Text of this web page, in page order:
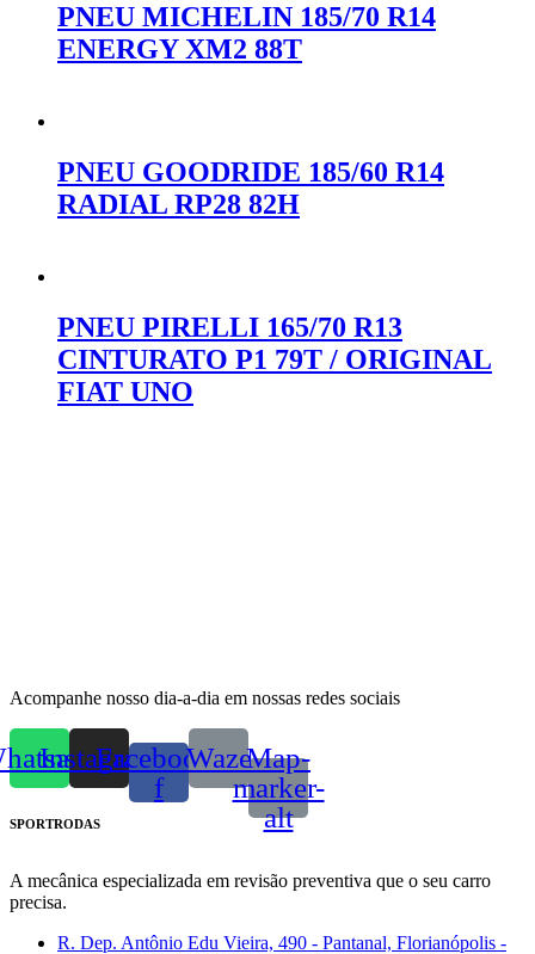
PNEU MICHELIN 185/70 R14
ENERGY XM2 88T
PNEU GOODRIDE 185/60 R14
RADIAL RP28 82H
PNEU PIRELLI 165/70 R13
CINTURATO P1 79T / ORIGINAL
FIAT UNO
Acompanhe nosso dia-a-dia em nossas redes sociais
Instagram
Facebook-
f
WazeMap-
marker-
alt
SPORTRODAS
A mecânica especializada em revisão preventiva que o seu carro
precisa.
R. Dep. Antônio Edu Vieira, 490 - Pantanal, Florianópolis -